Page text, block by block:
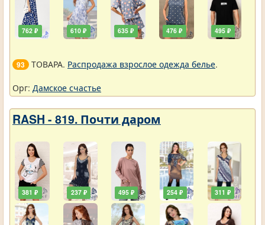
762 ₽ 610 ₽ 635 ₽ 476 ₽ 495 ₽
93 ТОВАРА. Распродажа взрослое одежда белье.
Орг: Дамское счастье
RASH - 819. Почти даром
381 ₽ 237 ₽ 495 ₽ 254 ₽ 311 ₽